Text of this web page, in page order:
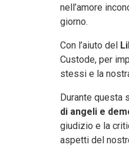
nell’amore
giorno.
Con l’aiuto del
Custode, per
stessi e la
Durante questa
di angeli e
giudizio e la
aspetti del